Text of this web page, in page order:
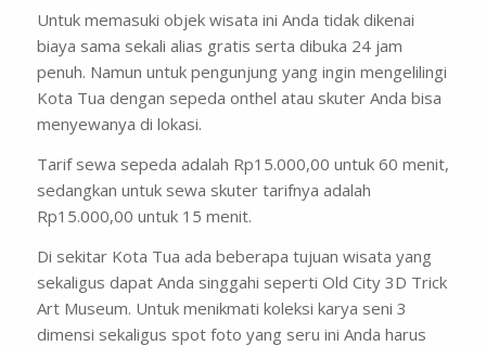
Untuk memasuki objek wisata ini Anda tidak dikenai
biaya sama sekali alias gratis serta dibuka 24 jam
penuh. Namun untuk pengunjung yang ingin mengelilingi
Kota Tua dengan sepeda onthel atau skuter Anda bisa
menyewanya di lokasi.
Tarif sewa sepeda adalah Rp15.000,00 untuk 60 menit,
sedangkan untuk sewa skuter tarifnya adalah
Rp15.000,00 untuk 15 menit.
Di sekitar Kota Tua ada beberapa tujuan wisata yang
sekaligus dapat Anda singgahi seperti Old City 3D Trick
Art Museum. Untuk menikmati koleksi karya seni 3
dimensi sekaligus spot foto yang seru ini Anda harus